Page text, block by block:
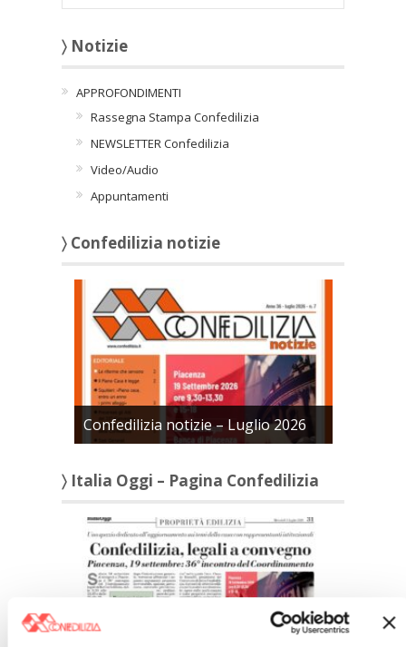
〉 Notizie
APPROFONDIMENTI
Rassegna Stampa Confedilizia
NEWSLETTER Confedilizia
Video/Audio
Appuntamenti
〉 Confedilizia notizie
Confedilizia notizie – Luglio 2026
〉 Italia Oggi – Pagina Confedilizia